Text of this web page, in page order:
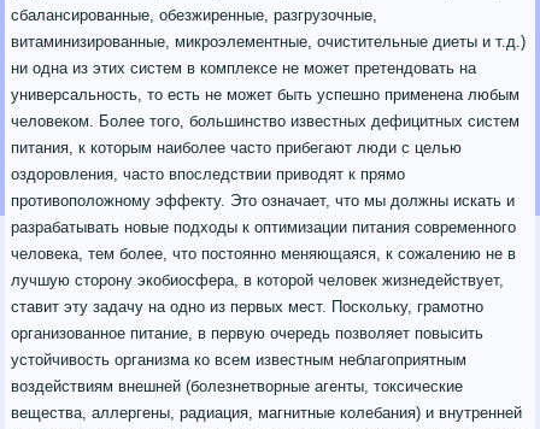
сбалансированные, обезжиренные, разгрузочные,
витаминизированные, микроэлементные, очистительные диеты и т.д.)
ни одна из этих систем в комплексе не может претендовать на
универсальность, то есть не может быть успешно применена любым
человеком. Более того, большинство известных дефицитных систем
питания, к которым наиболее часто прибегают люди с целью
оздоровления, часто впоследствии приводят к прямо
противоположному эффекту. Это означает, что мы должны искать и
разрабатывать новые подходы к оптимизации питания современного
человека, тем более, что постоянно меняющаяся, к сожалению не в
лучшую сторону экобиосфера, в которой человек жизнедействует,
ставит эту задачу на одно из первых мест. Поскольку, грамотно
организованное питание, в первую очередь позволяет повысить
устойчивость организма ко всем известным неблагоприятным
воздействиям внешней (болезнетворные агенты, токсические
вещества, аллергены, радиация, магнитные колебания) и внутренней